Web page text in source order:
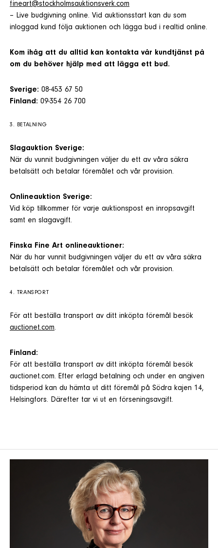
fineart@stockholmsauktionsverk.com
– Live budgivning online. Vid auktionsstart kan du som
inloggad kund följa auktionen och lägga bud i realtid online.
Kom ihåg att du alltid kan kontakta vår kundtjänst på
om du behöver hjälp med att lägga ett bud.
Sverige: 08-453 67 50
Finland: 09-354 26 700
3. BETALNING
Slagauktion Sverige:
När du vunnit budgivningen väljer du ett av våra säkra
betalsätt och betalar föremålet och vår provision.
Onlineauktion Sverige:
Vid köp tillkommer för varje auktionspost en inropsavgift
samt en slagavgift.
Finska Fine Art onlineauktioner:
När du har vunnit budgivningen väljer du ett av våra säkra
betalsätt och betalar föremålet och vår provision.
4. TRANSPORT
För att beställa transport av ditt inköpta föremål besök
auctionet.com.
Finland:
För att beställa transport av ditt inköpta föremål besök
auctionet.com. Efter erlagd betalning och under en angiven
tidsperiod kan du hämta ut ditt föremål på Södra kajen 14,
Helsingfors. Därefter tar vi ut en förseningsavgift.